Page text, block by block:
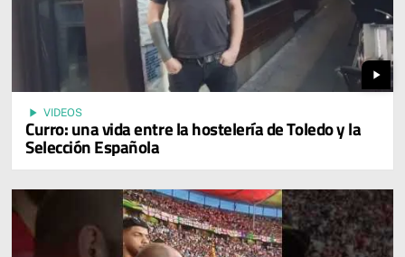
play_arrow
play_arrow VIDEOS
Curro: una vida entre la hostelería de Toledo y la
Selección Española